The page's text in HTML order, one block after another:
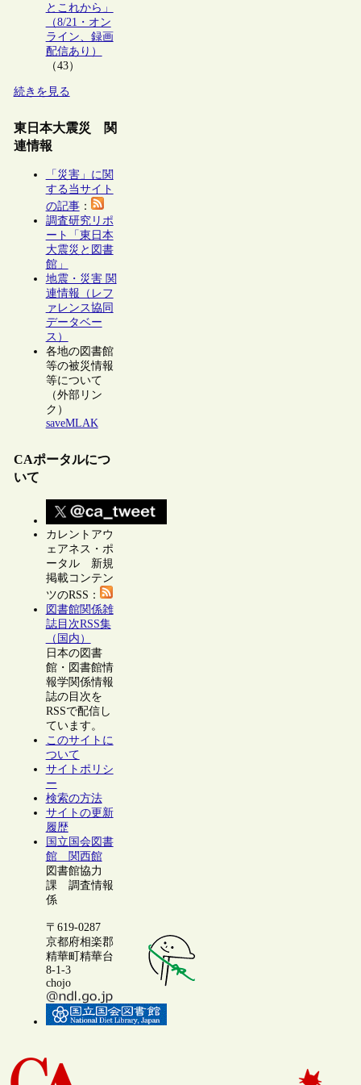
とこれから」
（8/21・オン
ライン、録画
配信あり）
（43）
続きを見る
東日本大震災 関
連情報
「災害」に関
する当サイト
の記事：
調査研究リポ
ート「東日本
大震災と図書
館」
地震・災害 関
連情報（レフ
ァレンス協同
データベー
ス）
各地の図書館
等の被災情報
等について
（外部リン
ク）
saveMLAK
CAポータルにつ
いて
カレントアウ
ェアネス・ポ
ータル 新規
掲載コンテン
ツのRSS：
図書館関係雑
誌目次RSS集
（国内）
日本の図書
館・図書館情
報学関係情報
誌の目次を
RSSで配信し
ています。
このサイトに
ついて
サイトポリシ
ー
検索の方法
サイトの更新
履歴
国立国会図書
館 関西館
図書館協力
課 調査情報
係
〒619-0287
京都府相楽郡
精華町精華台
8-1-3
chojo